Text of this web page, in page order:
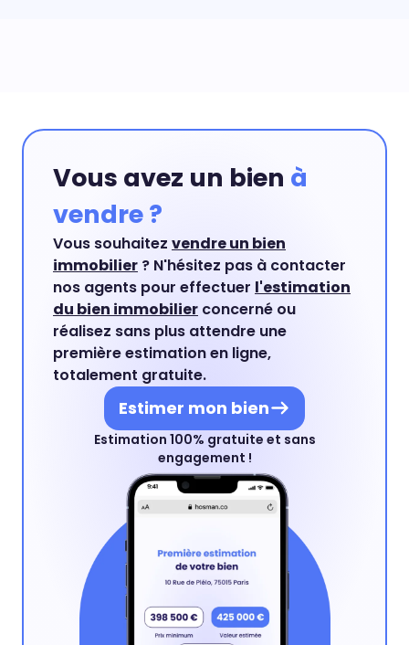
Vous avez un bien à
vendre ?
Vous souhaitez vendre un bien
immobilier ? N'hésitez pas à contacter
nos agents pour effectuer l'estimation
du bien immobilier concerné ou
réalisez sans plus attendre une
première estimation en ligne,
totalement gratuite.
Estimer mon bien
Estimation 100% gratuite et sans
engagement !